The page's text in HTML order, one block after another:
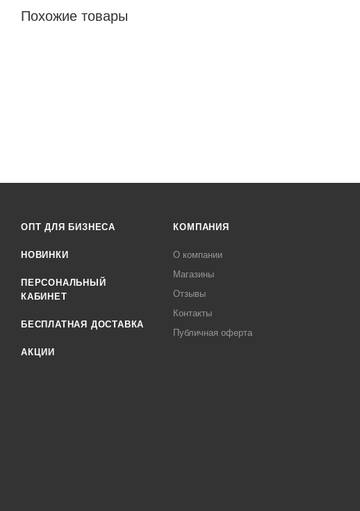
Похожие товары
ОПТ ДЛЯ БИЗНЕСА
НОВИНКИ
ПЕРСОНАЛЬНЫЙ
КАБИНЕТ
БЕСПЛАТНАЯ ДОСТАВКА
АКЦИИ
КОМПАНИЯ
О компании
Магазины
Отзывы
Контакты
Публичная оферта